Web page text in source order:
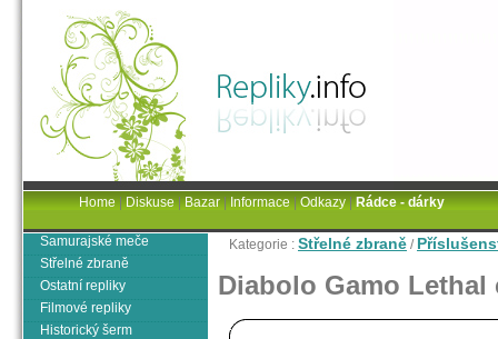
Kategorie : Střelné zbraně /
Diabolo Gamo Lethal
Samurajské meče
Střelné zbraně
Ostatní repliky
Filmové repliky
Historický šerm
Home|Diskuse|Bazar|Informace|Odkazy|Rádce - dárky